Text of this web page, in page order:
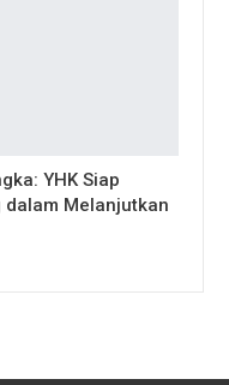
YHK Siap
dalam Melanjutkan